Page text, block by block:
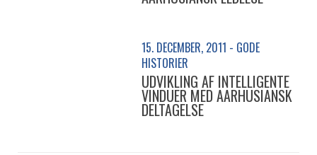
15. DECEMBER, 2011 - GODE
HISTORIER
UDVIKLING AF INTELLIGENTE
VINDUER MED AARHUSIANSK
DELTAGELSE